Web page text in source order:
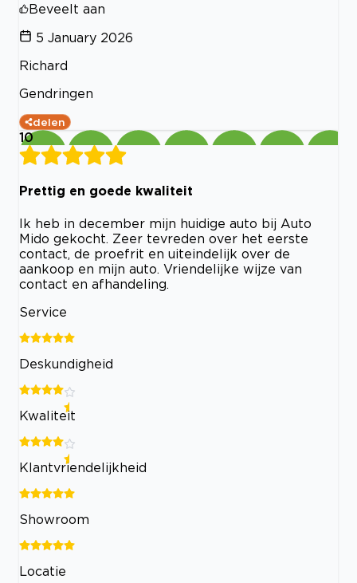
Beveelt aan
5 January 2026
Richard
Gendringen
delen
10
Prettig en goede kwaliteit
Ik heb in december mijn huidige auto bij Auto
Mido gekocht. Zeer tevreden over het eerste
contact, de proefrit en uiteindelijk over de
aankoop en mijn auto. Vriendelijke wijze van
contact en afhandeling.
Service
Deskundigheid
Kwaliteit
Klantvriendelijkheid
Showroom
Locatie